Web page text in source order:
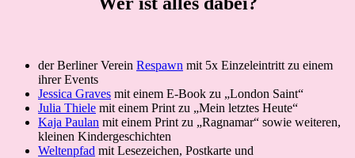
der Berliner Verein Respawn mit 5x Einzeleintritt zu einem
ihrer Events
Jessica Graves mit einem E-Book zu „London Saint“
Julia Thiele mit einem Print zu „Mein letztes Heute“
Kaja Paulan mit einem Print zu „Ragnamar“ sowie weiteren,
kleinen Kindergeschichten
Weltenpfad mit Lesezeichen, Postkarte und